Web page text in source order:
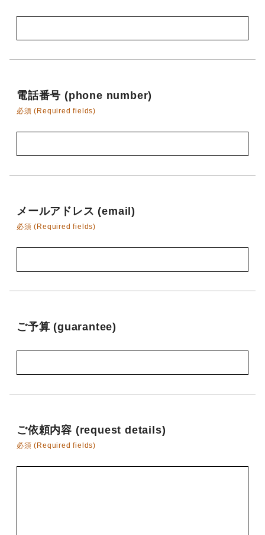
電話番号 (phone number)
必須 (Required fields)
メールアドレス (email)
必須 (Required fields)
ご予算 (guarantee)
ご依頼内容 (request details)
必須 (Required fields)